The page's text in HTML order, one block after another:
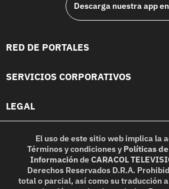
Descarga nuestra app en
RED DE PORTALES
SERVICIOS CORPORATIVOS
LEGAL
El uso de este sitio web implica la
Términos y condicionesy Políticas
InformacióndeCARACOL
Derechos Reservados D.R.A.
total o parcial, así como su traducción